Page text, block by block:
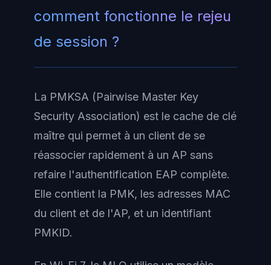
comment fonctionne le rejeu
de session ?
La PMKSA (Pairwise Master Key
Security Association) est le cache de clé
maître qui permet à un client de se
réassocier rapidement à un AP sans
refaire l'authentification EAP complète.
Elle contient la PMK, les adresses MAC
du client et de l'AP, et un identifiant
PMKID.